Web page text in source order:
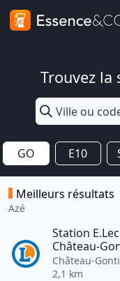
Trouvez la
GO E10
Meilleurs résultats
Azé
Station
Château-
Château-
2,1 km